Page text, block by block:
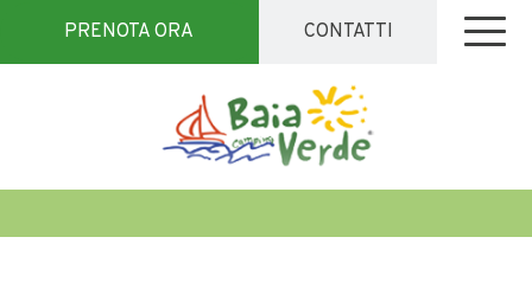
PRENOTA ORA CONTATTI